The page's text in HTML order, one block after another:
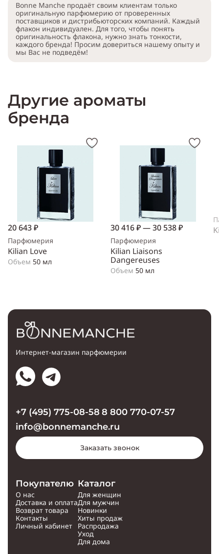
Bonne Manche продаёт своим клиентам только
оригинальную парфюмерию от проверенных
поставщиков и дистрибьюторских компаний. Каждый
флакон индивидуален. Для того, чтобы понять
оригинальность флакона, нужно знать тонкости,
каждого бренда! Просим довериться нашему опыту и
мы Вас не подведём!
Другие ароматы
бренда
20 643 ₽
Парфюмерия
Kilian Love
Объем 50 мл
30 416 ₽ — 30 538 ₽
Парфюмерия
Kilian Liaisons
Dangereuses
Объем 50 мл
Интернет-магазин парфюмерии
Покупателю
О нас
Доставка и оплата
Возврат товара
Контакты
Личный кабинет
Каталог
Для женщин
Для мужчин
Новинки
Хиты продаж
Распродажа
Уход
Для дома
+7 (495) 775-08-58 8 800 770-07-57
info@bonnemanche.ru
Заказать звонок